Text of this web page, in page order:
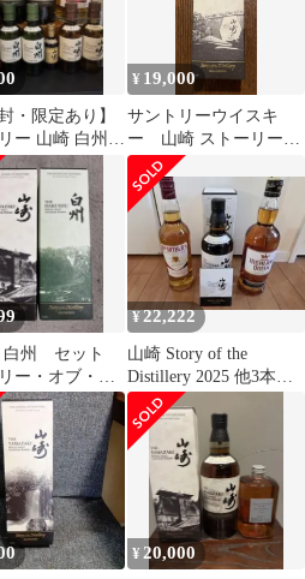
・限定あり】
ー 山崎 白州
含む 9本セット
¥ 19,000
サントリーウイスキ
ー 山崎 ストーリーオ
ブディスティラリー
白州 セット
ー・オブ・
スティラリー
¥22,222
山崎 Story of the
Distillery 2025 他3本セ
ット
¥ 20,000